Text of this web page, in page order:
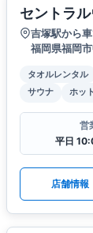
セントラ
吉塚駅から
福岡県福岡
タオルレンタル
サウナ
ホッ
営
平日
店舗情報